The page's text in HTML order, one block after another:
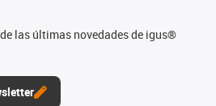
las últimas novedades de igus®